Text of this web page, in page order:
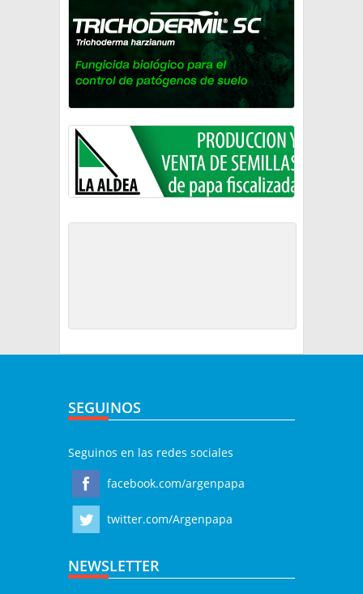
SEGUINOS
Seguinos en las redes sociales
facebook.com/argenpapa
twitter.com/Argenpapa
NEWSLETTER